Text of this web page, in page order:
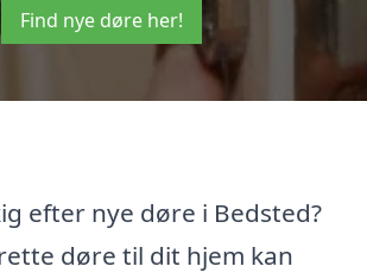
Find nye døre her!
efter nye døre i Bedsted?
døre til dit hjem kan